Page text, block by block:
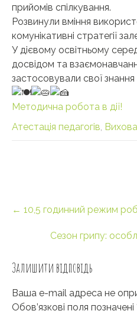
прийомів спілкування.
Розвинули вміння
комунікативні стратегії
У дієвому освітньому
досвідом та
застосовували свої знання
Методична робота в дії!
Атестація педагогів,
navigation
← 10,5 годинний режим
Сезон грипу:
Залишити відповідь
Ваша e-mail адреса не
Обов’язкові поля позначені